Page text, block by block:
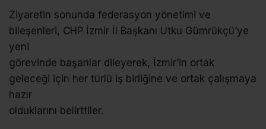
Ziyaretin sonunda federasyon yönetimi ve
bileşenleri, CHP İzmir İl Başkanı Utku Gümrükçü’ye
yeni
görevinde başarılar dileyerek, İzmir’in ortak
geleceği için her türlü iş birliğine ve ortak çalışmaya
hazır
olduklarını belirttiler.